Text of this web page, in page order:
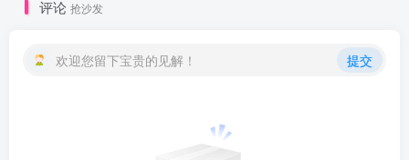
评论 抢沙发
欢迎您留下宝贵的见解！ 提交